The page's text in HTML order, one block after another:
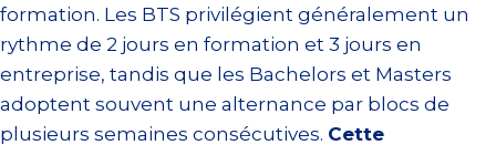
formation. Les BTS privilégient généralement un
rythme de 2 jours en formation et 3 jours en
entreprise, tandis que les Bachelors et Masters
adoptent souvent une alternance par blocs de
plusieurs semaines consécutives. Cette